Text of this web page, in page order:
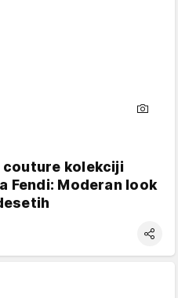
couture kolekciji
Fendi: Moderan look